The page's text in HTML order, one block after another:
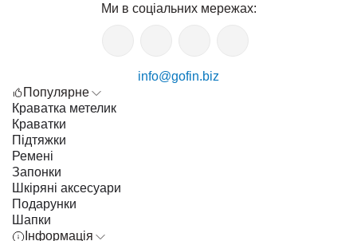
Ми в соціальних мережах:
info@gofin.biz
Популярне
Краватка метелик
Краватки
Підтяжки
Ремені
Запонки
Шкіряні аксесуари
Подарунки
Шапки
Інформація